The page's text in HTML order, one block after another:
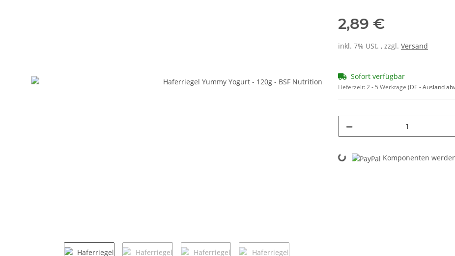
2,89 €
inkl. 7% USt. , zzgl. Versand
Sofort verfügbar
Lieferzeit:2 - 5 Werktage (DE - Ausland
Loading... Komponenten